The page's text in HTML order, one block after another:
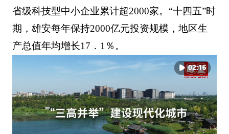
省级科技型中小企业累计超2000家。“十四五”时
期，雄安每年保持2000亿元投资规模，地区生
产总值年均增长17．1％。